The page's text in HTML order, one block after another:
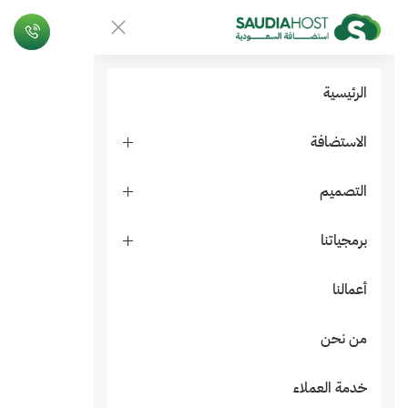
الرئيسية
الاستضافة
التصميم
برمجياتنا
أعمالنا
من نحن
خدمة العملاء